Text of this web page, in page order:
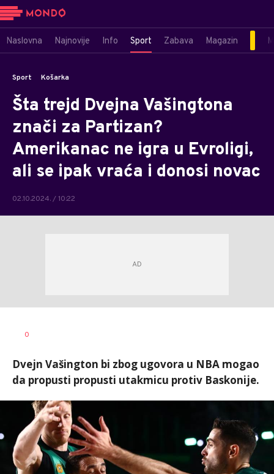
Naslovna Najnovije Info Sport Zabava Magazin
Sport Košarka
Šta trejd Dvejna Vašingtona
znači za Partizan?
Amerikanac ne igra u Evroligi,
ali se ipak vraća i donosi novac
02.10.2024. / 10:22
0
Dvejn Vašington bi zbog ugovora u NBA mogao
da propusti propusti utakmicu protiv Baskonije.